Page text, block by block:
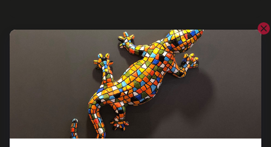
Додайте перший відгук